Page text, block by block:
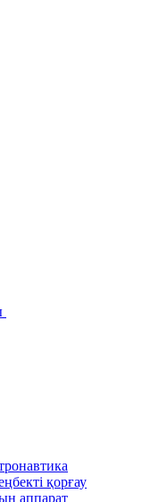
қорғау
аппарат